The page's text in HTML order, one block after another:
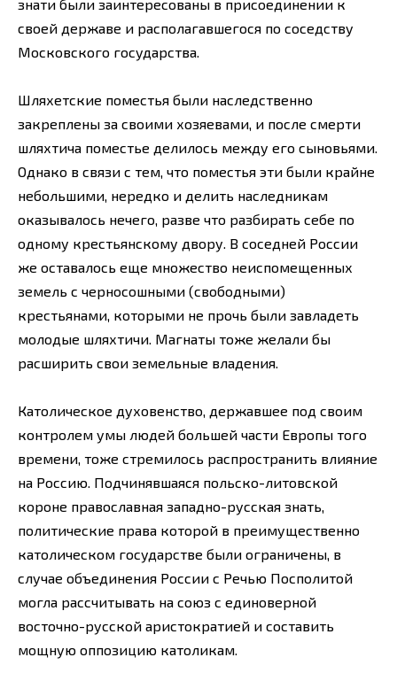
знати были заинтересованы в присоединении к
своей державе и располагавшегося по соседству
Московского государства.
Шляхетские поместья были наследственно
закреплены за своими хозяевами, и после смерти
шляхтича поместье делилось между его сыновьями.
Однако в связи с тем, что поместья эти были крайне
небольшими, нередко и делить наследникам
оказывалось нечего, разве что разбирать себе по
одному крестьянскому двору. В соседней России
же оставалось еще множество неиспомещенных
земель с черносошными (свободными)
крестьянами, которыми не прочь были завладеть
молодые шляхтичи. Магнаты тоже желали бы
расширить свои земельные владения.
Католическое духовенство, державшее под своим
контролем умы людей большей части Европы того
времени, тоже стремилось распространить влияние
на Россию. Подчинявшаяся польско-литовской
короне православная западно-русская знать,
политические права которой в преимущественно
католическом государстве были ограничены, в
случае объединения России с Речью Посполитой
могла рассчитывать на союз с единоверной
восточно-русской аристократией и составить
мощную оппозицию католикам.